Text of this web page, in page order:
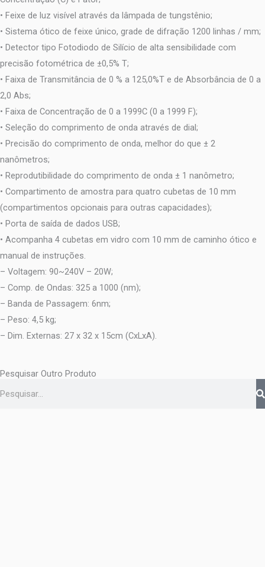
• Feixe de luz visível através da lâmpada de tungstênio;
• Sistema ótico de feixe único, grade de difração 1200 linhas / mm;
• Detector tipo Fotodiodo de Silício de alta sensibilidade com
precisão fotométrica de ±0,5% T;
• Faixa de Transmitância de 0 % a 125,0%T e de Absorbância de 0 a
2,0 Abs;
• Faixa de Concentração de 0 a 1999C (0 a 1999 F);
• Seleção do comprimento de onda através de dial;
• Precisão do comprimento de onda, melhor do que ± 2
nanômetros;
• Reprodutibilidade do comprimento de onda ± 1 nanômetro;
• Compartimento de amostra para quatro cubetas de 10 mm
(compartimentos opcionais para outras capacidades);
• Porta de saída de dados USB;
• Acompanha 4 cubetas em vidro com 10 mm de caminho ótico e
manual de instruções.
– Voltagem: 90~240V – 20W;
– Comp. de Ondas: 325 a 1000 (nm);
– Banda de Passagem: 6nm;
– Peso: 4,5 kg;
– Dim. Externas: 27 x 32 x 15cm (CxLxA).
Pesquisar Outro Produto